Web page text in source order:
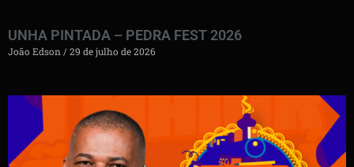
UNHA PINTADA – PEDRA FEST 2026
João Edson 29 de julho de 2026